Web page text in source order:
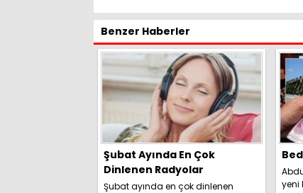
Benzer Haberler
Şubat Ayında En Çok
Dinlenen Radyolar
Şubat ayında en çok dinlenen
yeni